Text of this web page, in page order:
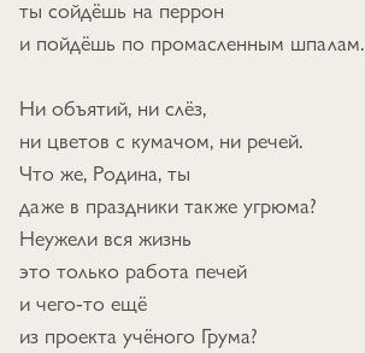
ты сойдёшь на перрон
и пойдёшь по промасленным шпалам.
Ни объятий, ни слёз,
ни цветов с кумачом, ни речей.
Что же, Родина, ты
даже в праздники также угрюма?
Неужели вся жизнь
это только работа печей
и чего-то ещё
из проекта учёного Грума?